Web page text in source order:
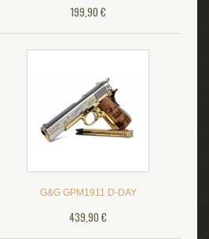
199,90 €
G&G GPM1911 D-DAY
439,90 €